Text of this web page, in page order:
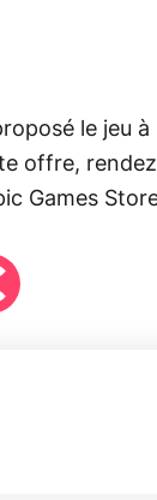
le jeu à
offre,
Games